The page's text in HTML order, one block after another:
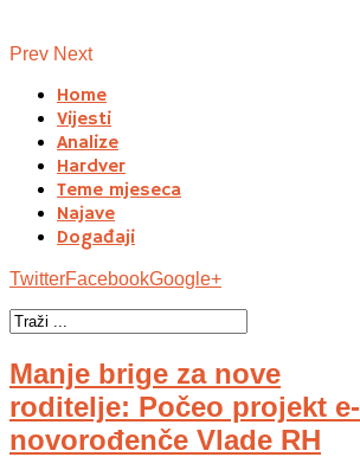
Prev Next
Home
Vijesti
Analize
Hardver
Teme mjeseca
Najave
Događaji
TwitterFacebookGoogle+
Manje brige za nove
roditelje: Počeo projekt e-
novorođenče Vlade RH